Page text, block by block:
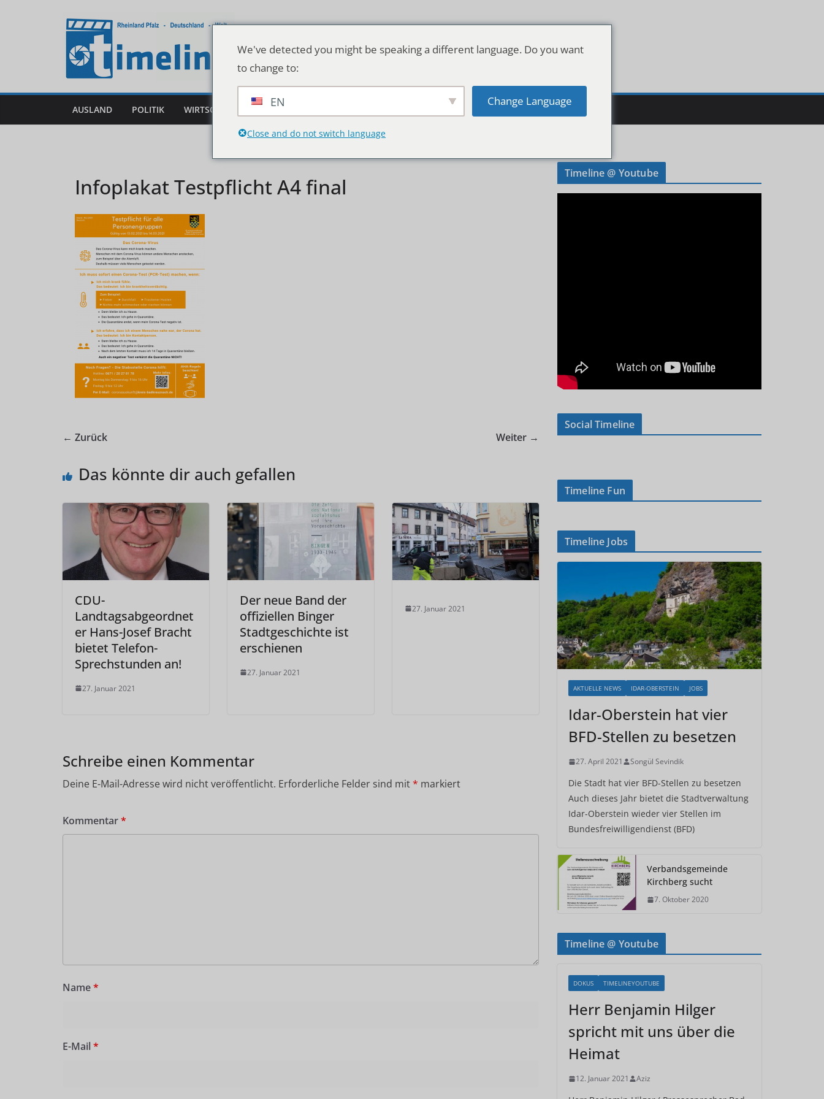
AUSLAND POLITIK WIRTSCHAFT DEUTSCHLAND & WELT
Infoplakat Testpflicht A4 final
← Zurück Weiter →
Das könnte dir auch gefallen
CDU-
Landtagsabgeordnet
er Hans-Josef Bracht
bietet Telefon-
Sprechstunden an!
27. Januar 2021
Der neue Band der
offiziellen Binger
Stadtgeschichte ist
erschienen
27. Januar 2021
27. Januar 2021
Schreibe einen Kommentar
Deine E-Mail-Adresse wird nicht veröffentlicht. Erforderliche Felder sind mit* markiert
Kommentar*
Name*
E-Mail *
Timeline @ Youtube
Social Timeline
Timeline Fun
Timeline Jobs
AKTUELLE NEWS IDAR-OBERSTEIN JOBS
Idar-Oberstein hat vier
BFD-Stellen zu besetzen
27. April 2021 Songül Sevindik
Die Stadt hat vier BFD-Stellen zu besetzen
Auch dieses Jahr bietet die Stadtverwaltung
Idar-Oberstein wieder vier Stellen im
Bundesfreiwilligendienst (BFD)
Verbandsgemeinde
Kirchberg sucht
7. Oktober 2020
Timeline @ Youtube
DOKUS TIMELINEYOUTUBE
Herr Benjamin Hilger
spricht mit uns über die
Heimat
12. Januar 2021 Aziz
We've detected you might be speaking a different language. Do you want
to change to:
EN Change Language
Close and do not switch language